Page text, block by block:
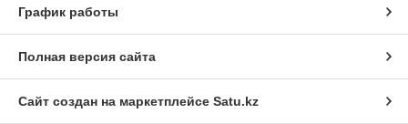
График работы
Полная версия сайта
Сайт создан на маркетплейсе Satu.kz